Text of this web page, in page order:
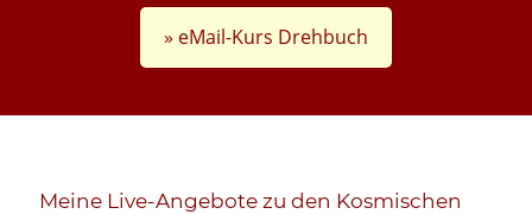
» eMail-Kurs Drehbuch
Meine Live-Angebote zu den Kosmischen